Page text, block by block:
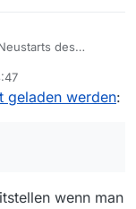
des
geladen werden:
wenn man